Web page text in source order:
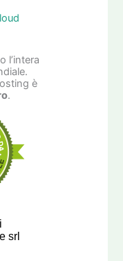
l’intera
è
.
srl